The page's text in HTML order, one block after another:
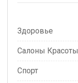
Здоровье
Салоны Красоты
Спорт